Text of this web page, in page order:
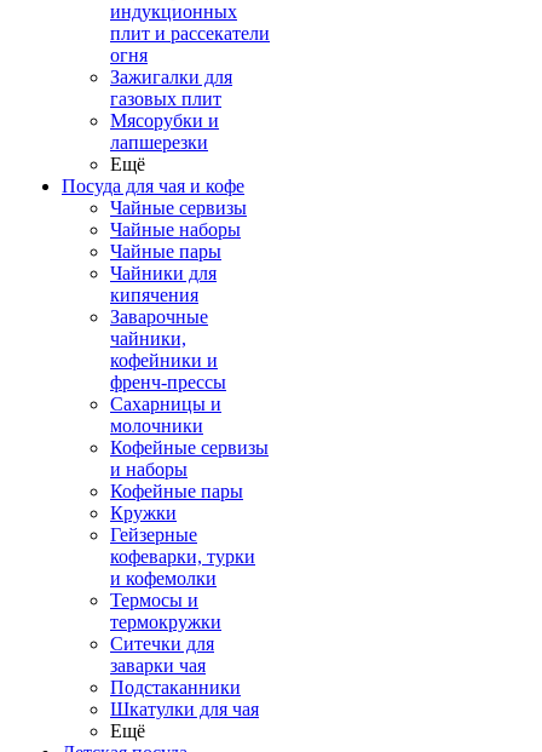
индукционных
плит и рассекатели
огня
Зажигалки для
газовых плит
Мясорубки и
лапшерезки
Ещё
Посуда для чая и кофе
Чайные сервизы
Чайные наборы
Чайные пары
Чайники для
кипячения
Заварочные
чайники,
кофейники и
френч-прессы
Сахарницы и
молочники
Кофейные сервизы
и наборы
Кофейные пары
Кружки
Гейзерные
кофеварки, турки
и кофемолки
Термосы и
термокружки
Ситечки для
заварки чая
Подстаканники
Шкатулки для чая
Ещё